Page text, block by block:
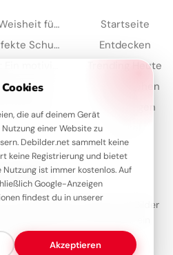
die auf deinem Gerät
einer Website zu
Debilder.net sammelt keine
keine Registrierung und bietet
ist immer kostenlos. Auf
Google-Anzeigen
findest du in unserer
Akzeptieren
Neuer Anfang: Geduldige Weisheit für dein Schuljahr auf Instagram.
Wissen ist Macht: Die perfekte Schulstart-Botschaft für Instagram!
Startseite
Entdecken
Trending Heute
Meistgesehen
Sammlungen
Debilder
für die schönsten Grüße und Bilder
Sammlung und verschenke ein
Lächeln!